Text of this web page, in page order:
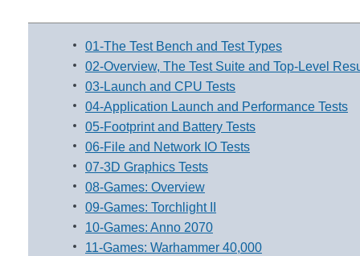
01-The Test Bench and Test Types
02-Overview, The Test Suite and Top-Level
03-Launch and CPU Tests
04-Application Launch and Performance Tests
05-Footprint and Battery Tests
06-File and Network IO Tests
07-3D Graphics Tests
08-Games: Overview
09-Games: Torchlight II
10-Games: Anno 2070
11-Games: Warhammer 40,000